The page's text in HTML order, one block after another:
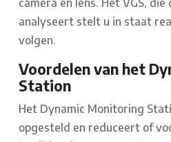
analyseert stelt u in staat
volgen.
Voordelen van het
Station
Het Dynamic Monitoring
opgesteld en reduceert of